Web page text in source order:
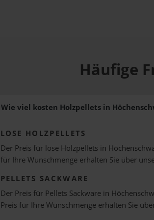
Häufige
Wie viel kosten Holzpellets in
LOSE HOLZPELLETS
Der Preis für lose Holzpellets in
für Ihre Wunschmenge erhalten Sie über
PELLETS SACKWARE
Der Preis für Pellets Sackware in
Preis für Ihre Wunschmenge erhalten Sie